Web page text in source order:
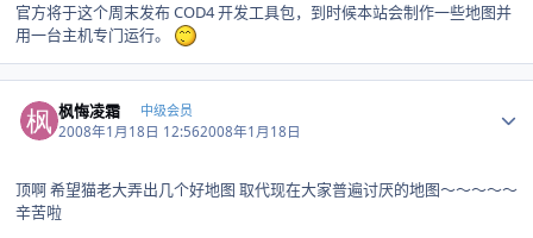
官方将于这个周末发布 COD4 开发工具包，到时候本站会制作一些地图并
用一台主机专门运行。
枫悔凌霜 中级会员
2008年1月18日 12:562008年1月18日
顶啊 希望猫老大弄出几个好地图 取代现在大家普遍讨厌的地图～～～～～
辛苦啦